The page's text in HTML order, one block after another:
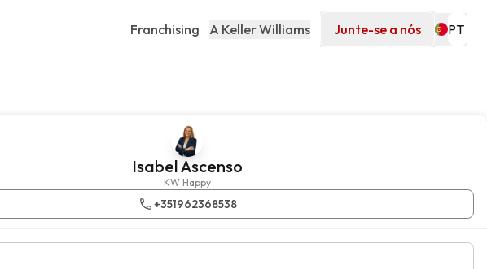
Franchising A Keller Williams Junte-se a nós
Isabel Ascenso
KW Happy
+351962368538